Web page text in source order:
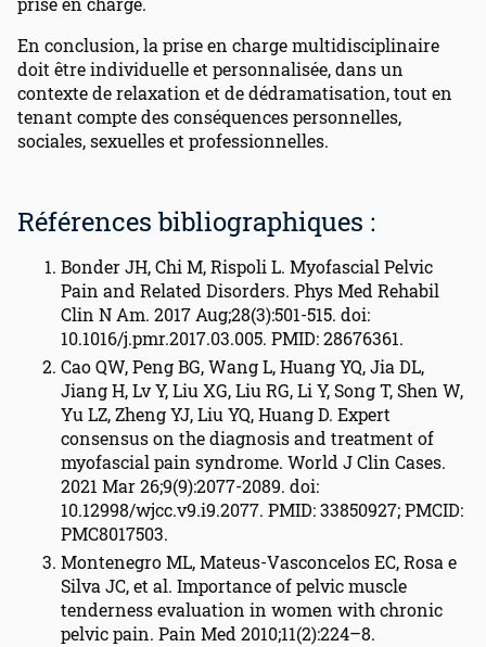
En conclusion, la prise en charge multidisciplinaire
doit être individuelle et personnalisée, dans un
contexte de relaxation et de dédramatisation, tout en
tenant compte des conséquences personnelles,
sociales, sexuelles et professionnelles.
Références bibliographiques :
Bonder JH, Chi M, Rispoli L. Myofascial Pelvic
Pain and Related Disorders. Phys Med Rehabil
Clin N Am. 2017 Aug;28(3):501-515. doi:
10.1016/j.pmr.2017.03.005. PMID: 28676361.
Cao QW, Peng BG, Wang L, Huang YQ, Jia DL,
Jiang H, Lv Y, Liu XG, Liu RG, Li Y, Song T, Shen W,
Yu LZ, Zheng YJ, Liu YQ, Huang D. Expert
consensus on the diagnosis and treatment of
myofascial pain syndrome. World J Clin Cases.
2021 Mar 26;9(9):2077-2089. doi:
10.12998/wjcc.v9.i9.2077. PMID: 33850927; PMCID:
PMC8017503.
Montenegro ML, Mateus-Vasconcelos EC, Rosa e
Silva JC, et al. Importance of pelvic muscle
tenderness evaluation in women with chronic
pelvic pain. Pain Med 2010;11(2):224–8.